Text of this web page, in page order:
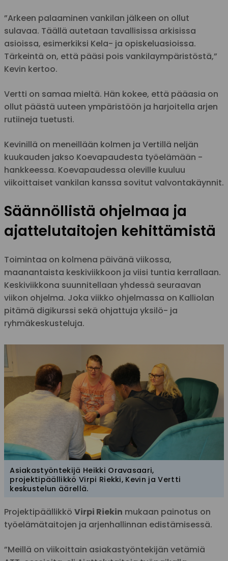
”Arkeen palaaminen vankilan jälkeen on ollut
sulavaa. Täällä autetaan tavallisissa arkisissa
asioissa, esimerkiksi Kela- ja opiskeluasioissa.
Tärkeintä on, että pääsi pois vankilaympäristöstä,”
Kevin kertoo.
Vertti on samaa mieltä. Hän kokee, että pääasia on
ollut päästä uuteen ympäristöön ja harjoitella arjen
rutiineja tuetusti.
Kevinillä on meneillään kolmen ja Vertillä neljän
kuukauden jakso Koevapaudesta työelämään -
hankkeessa. Koevapaudessa oleville kuuluu
viikoittaiset vankilan kanssa sovitut valvontakäynnit.
Säännöllistä ohjelmaa ja
ajattelutaitojen kehittämistä
Toimintaa on kolmena päivänä viikossa,
maanantaista keskiviikkoon ja viisi tuntia kerrallaan.
Keskiviikkona suunnitellaan yhdessä seuraavan
viikon ohjelma. Joka viikko ohjelmassa on Kalliolan
pitämä digikurssi sekä ohjattuja yksilö- ja
ryhmäkeskusteluja.
Asiakastyöntekijä Heikki Oravasaari,
projektipäällikkö Virpi Riekki, Kevin ja Vertti
keskustelun äärellä.
Projektipäällikkö Virpi Riekin mukaan painotus on
työelämätaitojen ja arjenhallinnan edistämisessä.
”Meillä on viikoittain asiakastyöntekijän vetämiä